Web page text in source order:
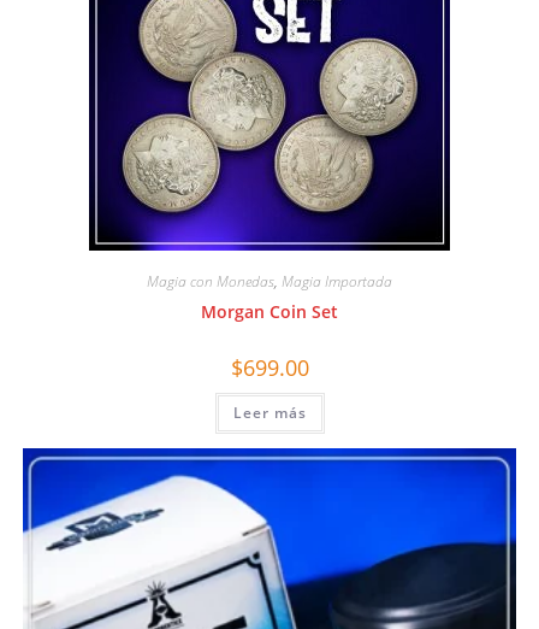
Magia con Monedas, Magia Importada
Morgan Coin Set
$699.00
Leer más